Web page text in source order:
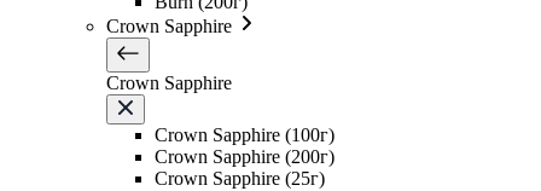
Crown Sapphire
Crown Sapphire
Crown Sapphire (100г)
Crown Sapphire (200г)
Crown Sapphire (25г)